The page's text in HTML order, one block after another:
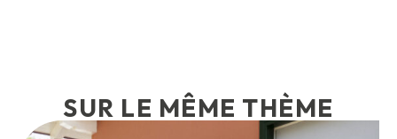
SUR LE MÊME THÈME